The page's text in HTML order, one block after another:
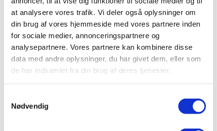
at analysere vores trafik. Vi deler også oplysninger om
din brug af vores hjemmeside med vores partnere inden
for sociale medier, annonceringspartnere og
analysepartnere. Vores partnere kan kombinere disse
data med andre oplysninger, du har givet dem, eller som
de har indsamlet fra din brug af deres tjenester.
Nødvendig
Kun Vandhane
Vandhane 3-1A i messing med firkantet tud
Tilføj til kurv
Vandhane 3-1A i messing med tud